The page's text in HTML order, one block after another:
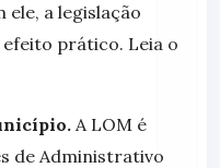
ele, a legislação
prático. Leia o
A LOM é
de Administrativo